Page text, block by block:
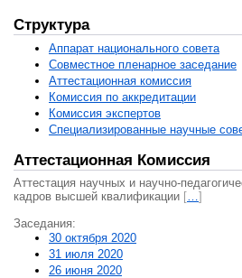
Структура
Аппарат национального совета
Совместное пленарное заседание
Аттестационная комисcия
Комиссия по аккредитации
Комиссия экспертов
Специализированные научные
Аттестационная Комиссия
Аттестация научных и научно-
кадров высшей квалификации […]
Заседания:
30 октября 2020
31 июля 2020
26 июня 2020